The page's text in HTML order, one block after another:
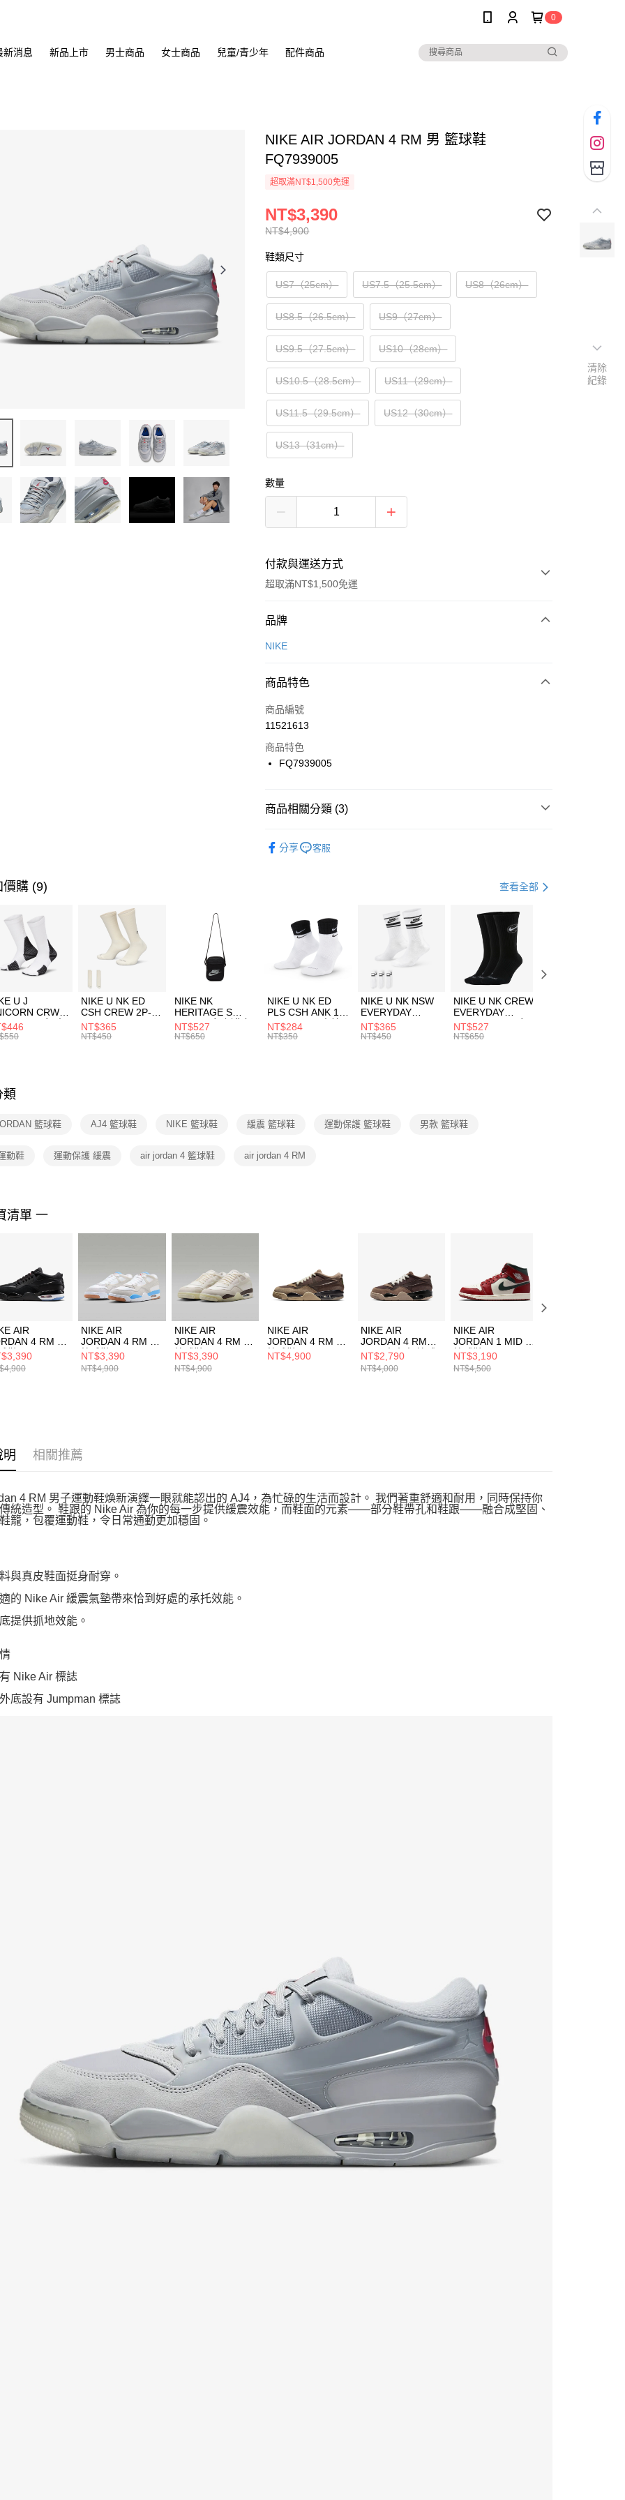
0
新消息 新品上市 男士商品 女士商品 兒童/青少年 配件商品
NIKE AIR JORDAN 4 RM 男 籃球鞋
FQ7939005
超取滿NT$1,500免運
NT$4,900
NT$3,390
鞋類尺寸
US7（25cm） US7.5（25.5cm） US8（26cm）
US8.5（26.5cm） US9（27cm）
US9.5（27.5cm） US10（28cm）
US10.5（28.5cm） US11（29cm）
US11.5（29.5cm） US12（30cm）
US13（31cm）
數量
付款與運送方式
超取滿NT$1,500免運
付款方式
信用卡一次付款
合作金庫商業銀行
華南商業銀行
上海商業儲蓄銀行
國泰世華商業銀行
聯邦商業銀行
台新國際商業銀行
LINE Pay
Apple Pay
悠遊付
【關於「AFTEE先享後付」】
３．安心：先確認商品／服務後，再付款。
【「AFTEE先享後付」結帳流程】
１．於結帳方式選擇「AFTEE先享後付」後，將跳轉至「AFTEE先享後
付」結帳頁面，進行簡訊認證並確認金額後，即可完成結帳。
２．訂單成立數日內，您將收到繳費通知簡訊。
３．收到繳費通知簡訊後14天內，點擊此簡訊中的連結，可透過四大超商
／ATM／網路銀行／等多元方式進行付款，方視為交易完成。
※ 請注意：結帳手續完成當下不需立刻繳費，但若您需要取消訂單，請聯
絡購買商品的店家。未經商家同意取消之訂單仍視為有效，需透過AFTEE
先享後付繳納相關費用。
１．透過由恩沛科技股份有限公司提供之「AFTEE先享後付」服務完成之
交易，需依本服務之必要範圍內提供個人資料，並將交易相關給付款項請
２．關於個人資料處理事宜，請瀏覽以下網址：
形，恩沛科技股份有限公司將有權停止該用戶之使用額度並採取法律行
每筆NT$100，滿NT$1,500(含以上)免運費
每筆NT$100，滿NT$1,500(含以上)免運費
付款後門市自取
每筆NT$100，滿NT$1,500(含以上)免運費
品牌
NIKE
商品特色
商品編號
11521613
商品特色
FQ7939005
商品相關分類 (3)
分享 客服
價購 (9) 查看全部
U J
CRW
-160 男女 中
FZ3393100
NIKE U NK ED
CSH CREW 2P-
144 EMBRDY 男
女 短統襪
NT$365
NT$450
NIKE NK
HERITAGE S
SMIT 男女 側背包
BA5871010
NT$527
NT$650
NIKE U NK ED
PLS CSH ANK 1P
144 DBL 男 中統
襪 DH4058104
NT$284
NT$350
NIKE U NK NSW
EVERYDAY
ESSENTIAL CR
男女 短統襪
NT$365
NT$450
NIKE U NK CREW
EVERYDAY
BBALL 3PR 男女
長統襪
NT$527
NT$650
類
籃球鞋 AJ4 籃球鞋 NIKE 籃球鞋 緩震 籃球鞋 運動保護 籃球鞋 男款 籃球鞋
動鞋 運動保護 緩震 air jordan 4 籃球鞋 air jordan 4 RM
清單 一
AIR
4 RM 男
鞋
NIKE AIR
JORDAN 4 RM 男
籃球鞋
FQ7939104
NT$3,390
NT$4,900
NIKE AIR
JORDAN 4 RM 男
籃球鞋 IB8857141
NT$3,390
NT$4,900
NIKE AIR
JORDAN 4 RM 男
籃球鞋
FQ7939022
NT$4,900
NIKE AIR
JORDAN 4 RM
(GS) 中大童 籃球
鞋 FQ7938022
NT$2,790
NT$4,000
NIKE AIR
JORDAN 1 MID 男
籃球鞋
DQ8426105
NT$3,190
NT$4,500
明 相關推薦
4 RM 男子運動鞋煥新演繹一眼就能認出的 AJ4，為忙碌的生活而設計。 我們著重舒適和耐用，同時保持你
統造型。 鞋跟的 Nike Air 為你的每一步提供緩震效能，而鞋面的元素——部分鞋帶孔和鞋跟——融合成堅固、
籠，包覆運動鞋，令日常通勤更加穩固。
與真皮鞋面挺身耐穿。
的 Nike Air 緩震氣墊帶來恰到好處的承托效能。
提供抓地效能。
Nike Air 標誌
底設有 Jumpman 標誌
清除
紀錄